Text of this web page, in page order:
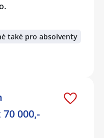
také pro absolventy
000,-